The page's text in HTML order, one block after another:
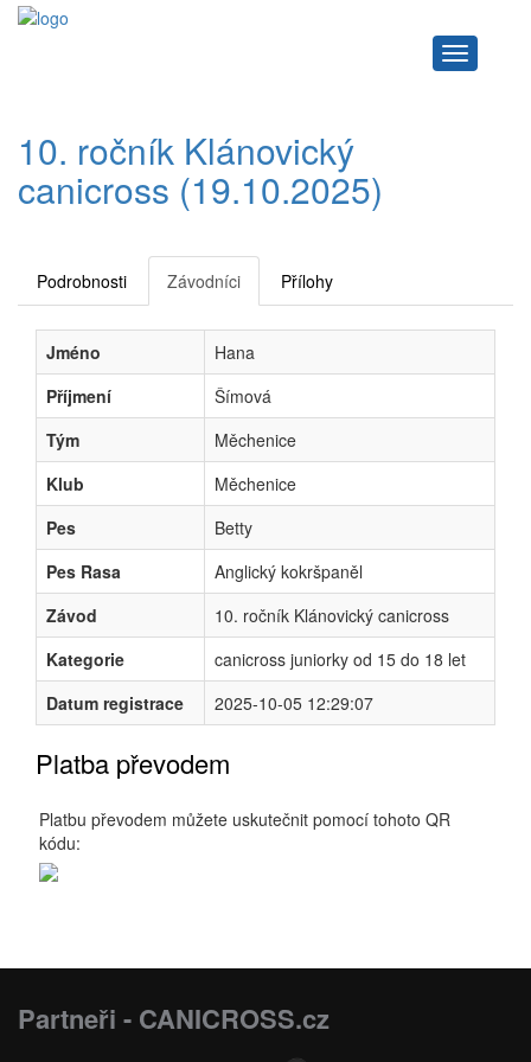
Navigace
10. ročník Klánovický
canicross (19.10.2025)
Podrobnosti Závodníci Přílohy
Jméno
Hana
Příjmení
Šímová
Tým
Měchenice
Klub
Měchenice
Pes
Betty
Pes Rasa
Anglický kokršpaněl
Závod
10. ročník Klánovický canicross
Kategorie
canicross juniorky od 15 do 18 let
Datum registrace
2025-10-05 12:29:07
Platba převodem
Platbu převodem můžete uskutečnit pomocí tohoto QR
kódu:
Partneři - CANICROSS.cz